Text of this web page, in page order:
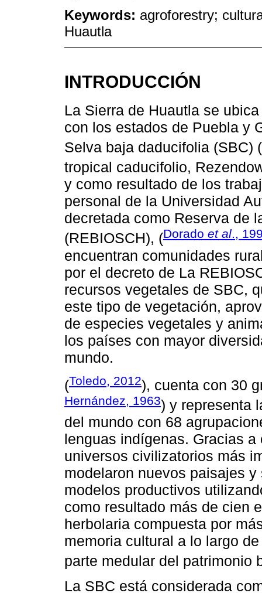
Keywords: agroforestry;
Huautla
INTRODUCCIÓN
La Sierra de Huautla se
con los estados de Puebla y
Selva baja daducifolia (SBC) (
tropical caducifolio,
y como resultado de los
personal de la Universidad
decretada como Reserva de
(REBIOSCH), (Dorado et al.,
encuentran comunidades
por el decreto de La
recursos vegetales de SBC,
este tipo de vegetación,
de especies vegetales y
los países con mayor
mundo.
(Toledo, 2012), cuenta con 30
Hernández, 1963) y representa
del mundo con 68
lenguas indígenas. Gracias
universos civilizatorios más
modelaron nuevos paisajes
modelos productivos
como resultado más de cien
herbolaria compuesta por
memoria cultural a lo largo
parte medular del patrimonio
La SBC está considerada